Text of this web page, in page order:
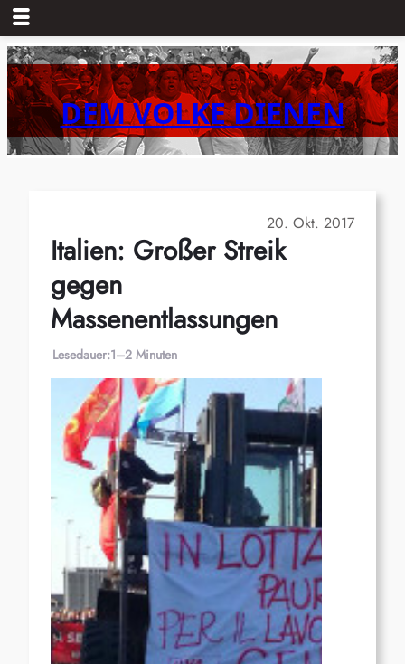
Zum
Inhalt
springenDEM VOLKE DIENEN
20. Okt. 2017
Italien: Großer Streik
gegen
Massenentlassungen
Lesedauer:1–2 Minuten